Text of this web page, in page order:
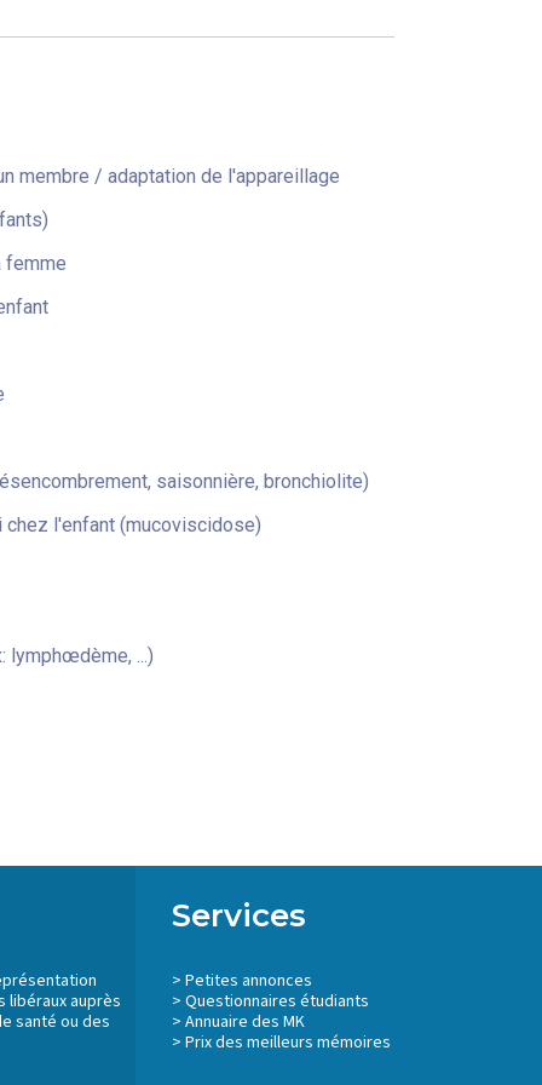
membre / adaptation de l'appareillage
femme
saisonnière, bronchiolite)
l'enfant (mucoviscidose)
lymphœdème, ...)
libéraux auprès
santé ou des
Services
> Petites annonces
> Questionnaires étudiants
> Annuaire des MK
> Prix des meilleurs mémoires